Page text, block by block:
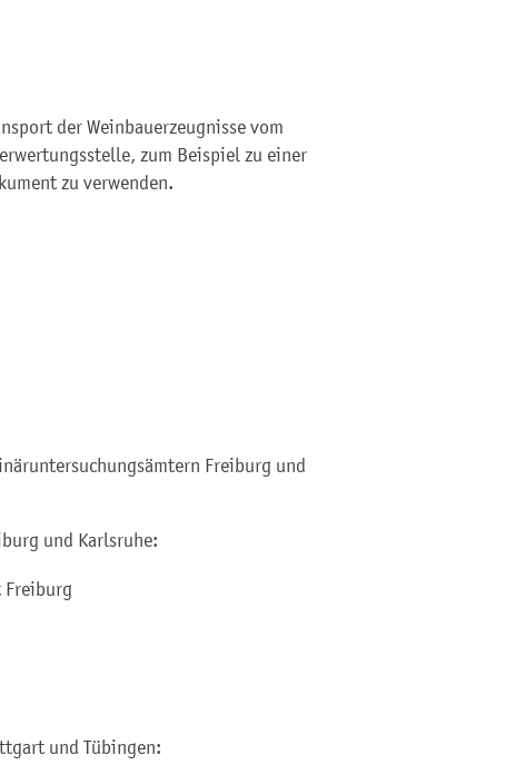
der Weinbauerzeugnisse vom
zum Beispiel zu einer
zu verwenden.
Freiburg und
und Karlsruhe:
Freiburg
und Tübingen: